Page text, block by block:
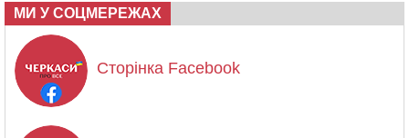
МИ У СОЦМЕРЕЖАХ
Сторінка Facebook